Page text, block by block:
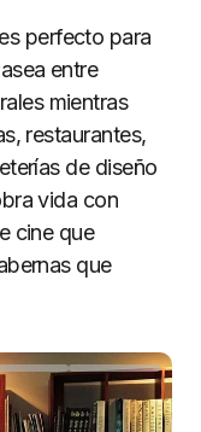
perfecto para
entre
mientras
restaurantes,
de diseño
vida con
cine que
que